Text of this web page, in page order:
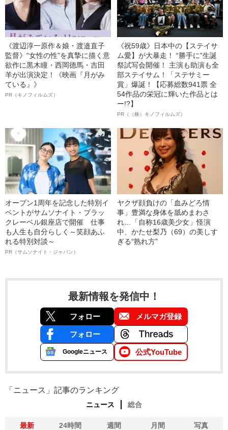
《渡辺淳一原作＆娘・渡邉直子
監督》“女性の性”を真摯に描く意
欲作に黒木瞳・西岡德馬・吉田
羊が出演決定！《映画『月がみ
ている』》
PR（キノフィルムズ）
《祝59歳》日本中の【ステイサ
ム愛】が大暴走！ “勝手に”生誕
祭試写会開催！ 主演も助演も全
部ステイサム！「ステサミー
賞」爆誕！【応募総数941票 全
54作品の栄冠に輝いた作品とは
ー!?】
PR（（株）キノフィルムズ）
オープン1周年を記念した特別イ
ベントがサムソナイト・ブラッ
クレーベル銀座店で開催 仕事
も人生も自分らしく～笑顔あふ
れる特別対談～
PR（サムソナイト・ジャパン）
ヤクザ顔負けの「血みどろ情
事」豊満な身体を舐めまわさ
れ…「自称16歳美少女」怪演
中、かたせ梨乃（69）の美しす
ぎる“熟れ方”
最新情報を発信中！
フォロー メルマガ登録
フォロー
Googleニュース 公式YouTube
「ニュース」記事のランキング
ニュース 総合
最新 24時間 週間 月間 写真